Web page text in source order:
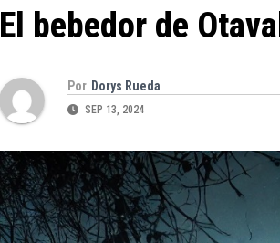
El bebedor de
Por Dorys Rueda
SEP 13, 2024